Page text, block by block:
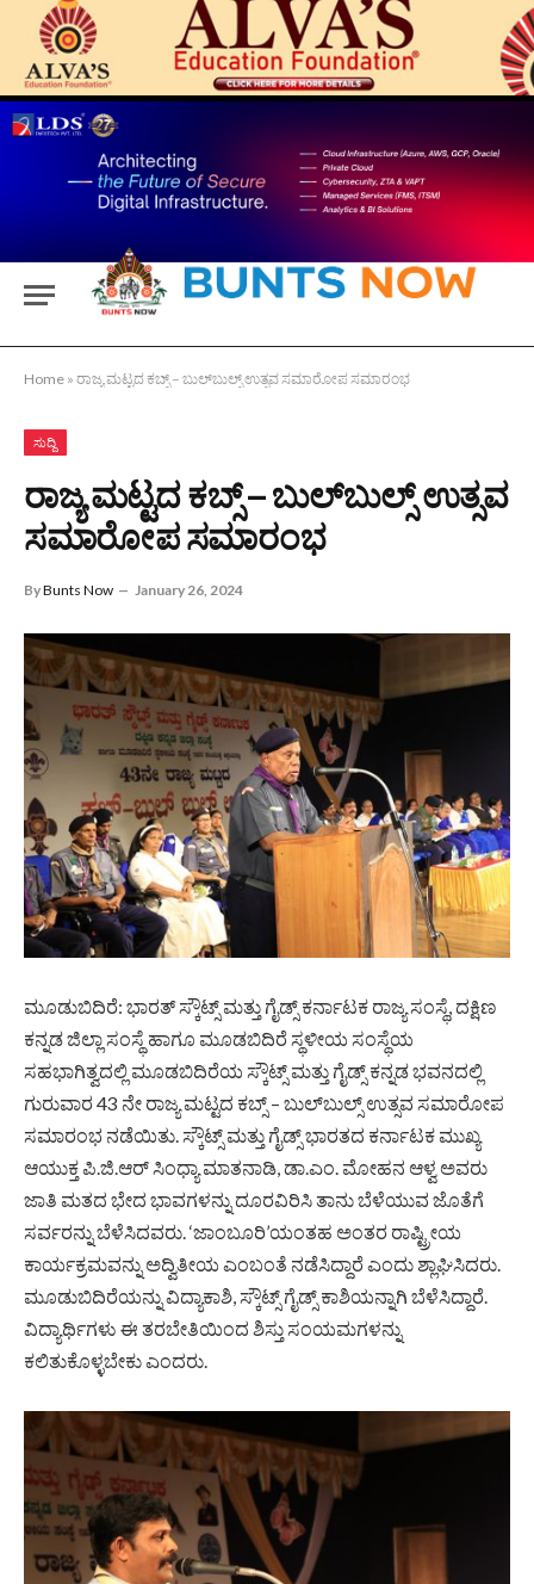
Home » ರಾಜ್ಯ ಮಟ್ಟದ ಕಬ್ಸ್ – ಬುಲ್‍ಬುಲ್ಸ್ ಉತ್ಸವ ಸಮಾರೋಪ ಸಮಾರಂಭ
ಸುದ್ದಿ
ರಾಜ್ಯ ಮಟ್ಟದ ಕಬ್ಸ್ – ಬುಲ್‍ಬುಲ್ಸ್ ಉತ್ಸವ
ಸಮಾರೋಪ ಸಮಾರಂಭ
ByBunts Now January 26, 2024
ಮೂಡುಬಿದಿರೆ: ಭಾರತ್ ಸ್ಕೌಟ್ಸ್ ಮತ್ತು ಗೈಡ್ಸ್ ಕರ್ನಾಟಕ ರಾಜ್ಯ ಸಂಸ್ಥೆ, ದಕ್ಷಿಣ
ಕನ್ನಡ ಜಿಲ್ಲಾ ಸಂಸ್ಥೆ ಹಾಗೂ ಮೂಡಬಿದಿರೆ ಸ್ಥಳೀಯ ಸಂಸ್ಥೆಯ
ಸಹಭಾಗಿತ್ವದಲ್ಲಿ ಮೂಡಬಿದಿರೆಯ ಸ್ಕೌಟ್ಸ್ ಮತ್ತು ಗೈಡ್ಸ್ ಕನ್ನಡ ಭವನದಲ್ಲಿ
ಗುರುವಾರ 43 ನೇ ರಾಜ್ಯ ಮಟ್ಟದ ಕಬ್ಸ್ – ಬುಲ್‍ಬುಲ್ಸ್ ಉತ್ಸವ ಸಮಾರೋಪ
ಸಮಾರಂಭ ನಡೆಯಿತು. ಸ್ಕೌಟ್ಸ್ ಮತ್ತು ಗೈಡ್ಸ್ ಭಾರತದ ಕರ್ನಾಟಕ ಮುಖ್ಯ
ಆಯುಕ್ತ ಪಿ.ಜಿ.ಆರ್ ಸಿಂಧ್ಯಾ ಮಾತನಾಡಿ, ಡಾ.ಎಂ. ಮೋಹನ ಆಳ್ವ ಅವರು
ಜಾತಿ ಮತದ ಭೇದ ಭಾವಗಳನ್ನು ದೂರವಿರಿಸಿ ತಾನು ಬೆಳೆಯುವ ಜೊತೆಗೆ
ಸರ್ವರನ್ನು ಬೆಳೆಸಿದವರು. ‘ಜಾಂಬೂರಿ’ಯಂತಹ ಅಂತರ ರಾಷ್ಟ್ರೀಯ
ಕಾರ್ಯಕ್ರಮವನ್ನು ಅದ್ವಿತೀಯ ಎಂಬಂತೆ ನಡೆಸಿದ್ದಾರೆ ಎಂದು ಶ್ಲಾಘಿಸಿದರು.
ಮೂಡುಬಿದಿರೆಯನ್ನು ವಿದ್ಯಾಕಾಶಿ, ಸ್ಕೌಟ್ಸ್ ಗೈಡ್ಸ್ ಕಾಶಿಯನ್ನಾಗಿ ಬೆಳೆಸಿದ್ದಾರೆ.
ವಿದ್ಯಾರ್ಥಿಗಳು ಈ ತರಬೇತಿಯಿಂದ ಶಿಸ್ತು ಸಂಯಮಗಳನ್ನು
ಕಲಿತುಕೊಳ್ಳಬೇಕು ಎಂದರು.